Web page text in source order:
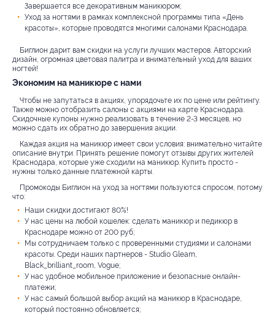
Завершается все декоративным маникюром;
Уход за ногтями в рамках комплексной программы типа «День
красоты», которые проводятся многими салонами Краснодара.
Биглион дарит вам скидки на услуги лучших мастеров. Авторский
дизайн, огромная цветовая палитра и внимательный уход для ваших
ногтей!
Экономим на маникюре с нами
Чтобы не запутаться в акциях, упорядочьте их по цене или рейтингу.
Также можно отобразить салоны с акциями на карте Краснодара.
Скидочные купоны нужно реализовать в течение 2-3 месяцев, но
можно сдать их обратно до завершения акции.
Каждая акция на маникюр имеет свои условия: внимательно читайте
описание внутри. Принять решение помогут отзывы других жителей
Краснодара, которые уже сходили на маникюр. Купить просто -
нужны только данные платежной карты.
Промокоды Биглион на уход за ногтями пользуются спросом, потому
что:
Наши скидки достигают 80%!
У нас цены на любой кошелек: сделать маникюр и педикюр в
Краснодаре можно от 200 руб;
Мы сотрудничаем только с проверенными студиями и салонами
красоты. Среди наших партнеров - Studio Gleam,
Black_brilliant_room, Vogue;
У нас удобное мобильное приложение и безопасные онлайн-
платежи;
У нас самый большой выбор акций на маникюр в Краснодаре,
который постоянно обновляется;